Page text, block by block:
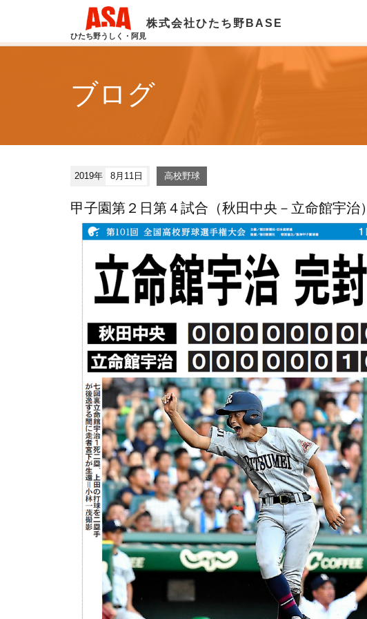
ひたち野うしく・阿見
株式会社ひたち野BASE
ブログ
2019年 8月11日 高校野球
甲子園第２日第４試合（秋田中央－立命館宇治）